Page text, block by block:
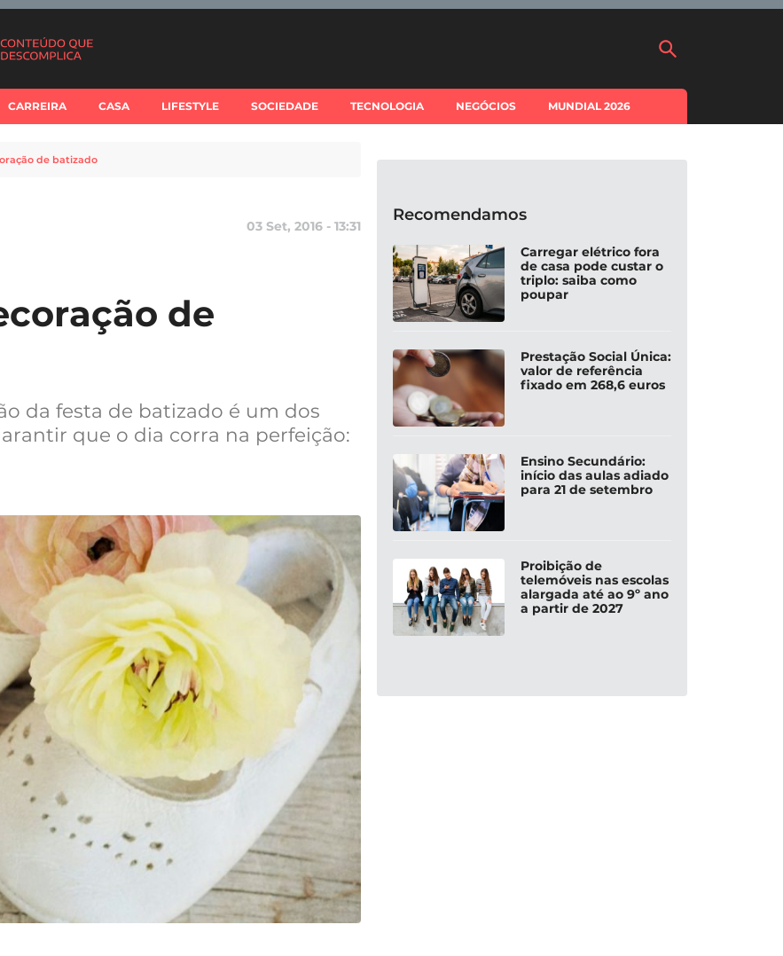
CARREIRA CASA LIFESTYLE SOCIEDADE TECNOLOGIA NEGÓCIOS MUNDIAL 2026
de batizado
03 Set, 2016 - 13:31
de
da festa de batizado é um dos
que o dia corra na perfeição:
Recomendamos
Carregar elétrico fora
de casa pode custar o
triplo: saiba como
poupar
Prestação Social Única:
valor de referência
fixado em 268,6 euros
Ensino Secundário:
início das aulas adiado
para 21 de setembro
Proibição de
telemóveis nas escolas
alargada até ao 9º ano
a partir de 2027